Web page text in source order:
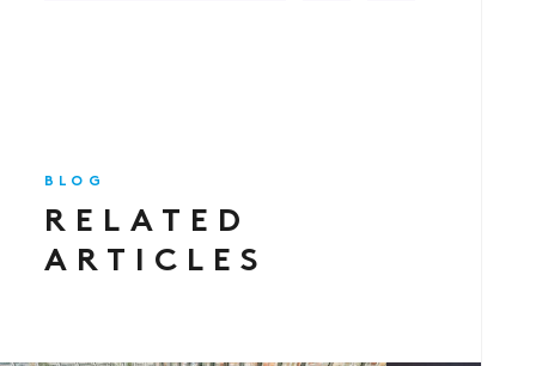
BLOG
RELATED
ARTICLES